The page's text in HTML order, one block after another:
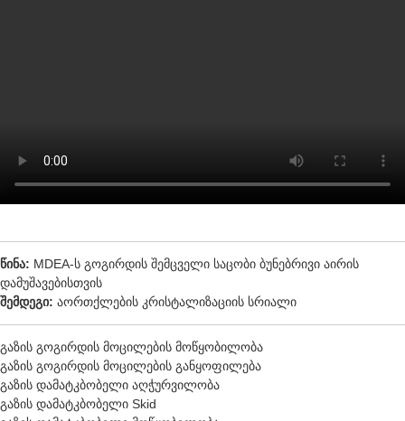
წინა: MDEA-ს გოგირდის შემცველი საცობი ბუნებრივი აირის
დამუშავებისთვის
შემდეგი: აორთქლების კრისტალიზაციის სრიალი
გაზის გოგირდის მოცილების მოწყობილობა
გაზის გოგირდის მოცილების განყოფილება
გაზის დამატკბობელი აღჭურვილობა
გაზის დამატკბობელი Skid